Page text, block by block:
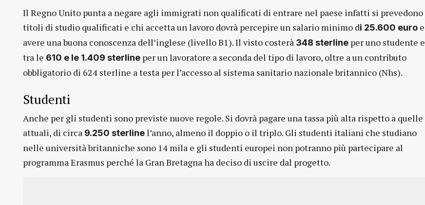
Il Regno Unito punta a negare agli immigrati non qualificati di entrare nel paese infatti si prevedono
titoli di studio qualificati e chi accetta un lavoro dovrà percepire un salario minimo di 25.600 euro e
avere una buona conoscenza dell’inglese (livello B1). Il visto costerà 348 sterline per uno studente e
tra le 610 e le 1.409 sterline per un lavoratore a seconda del tipo di lavoro, oltre a un contributo
obbligatorio di 624 sterline a testa per l’accesso al sistema sanitario nazionale britannico (Nhs).
Studenti
Anche per gli studenti sono previste nuove regole. Si dovrà pagare una tassa più alta rispetto a quelle
attuali, di circa 9.250 sterlinel’anno, almeno il doppio o il triplo. Gli studenti italiani che studiano
nelle università britanniche sono 14 mila e gli studenti europei non potranno più partecipare al
programma Erasmus perché la Gran Bretagna ha deciso di uscire dal progetto.